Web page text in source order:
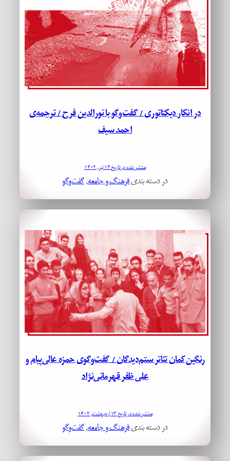
در انکار دیکتاتوری / گفت‌وگو با نورالدین فرح / ترجمه‌ی
احمد سیف
منتشر شده در تاریخ ۱۳ تیر, ۱۴۰۲
در دسته بندیفرهنگ و جامعه, گفت‌وگو
رنگین‌کمان تئاتر ستم‌دیدگان / گفت‌وگوی حمزه عالی‌پیام و
علی ظفر قهرمانی‌نژاد
منتشر شده در تاریخ ۱۳ اردیبهشت, ۱۴۰۲
در دسته بندیفرهنگ و جامعه, گفت‌وگو